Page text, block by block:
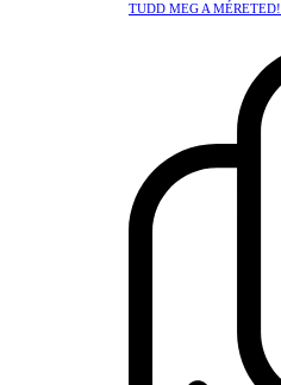
TUDD MEG A MÉRETED!